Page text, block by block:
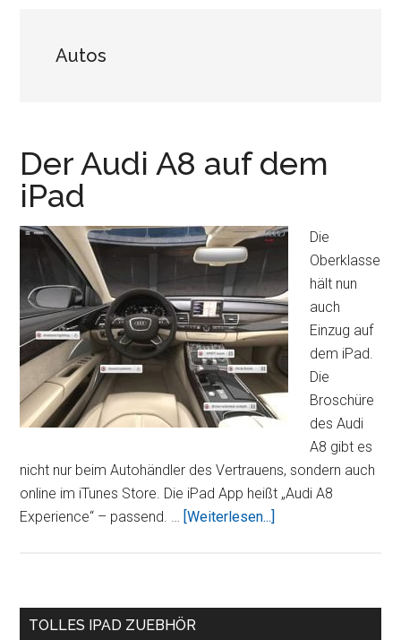
Autos
Der Audi A8 auf dem
iPad
Die
Oberklasse
hält nun
auch
Einzug auf
dem iPad.
Die
Broschüre
des Audi
A8 gibt es
nicht nur beim Autohändler des Vertrauens, sondern auch
online im iTunes Store. Die iPad App heißt „Audi A8
Experience“ – passend. … [Weiterlesen...]
dem
Seitenspalte
TOLLES IPAD ZUEBHÖR